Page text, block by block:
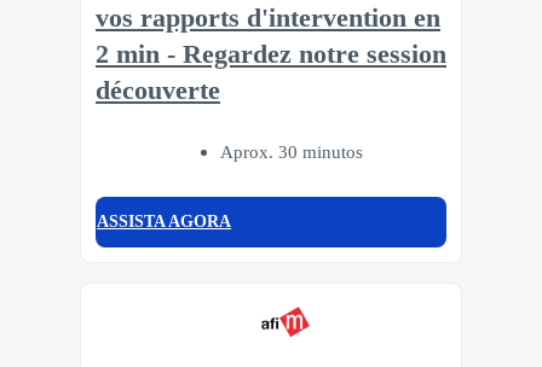
vos rapports d'intervention en
2 min - Regardez notre session
découverte
Aprox. 30 minutos
ASSISTA AGORA